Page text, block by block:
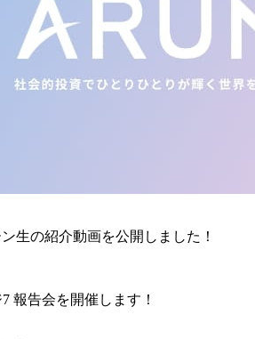
生の紹介動画を公開しました！